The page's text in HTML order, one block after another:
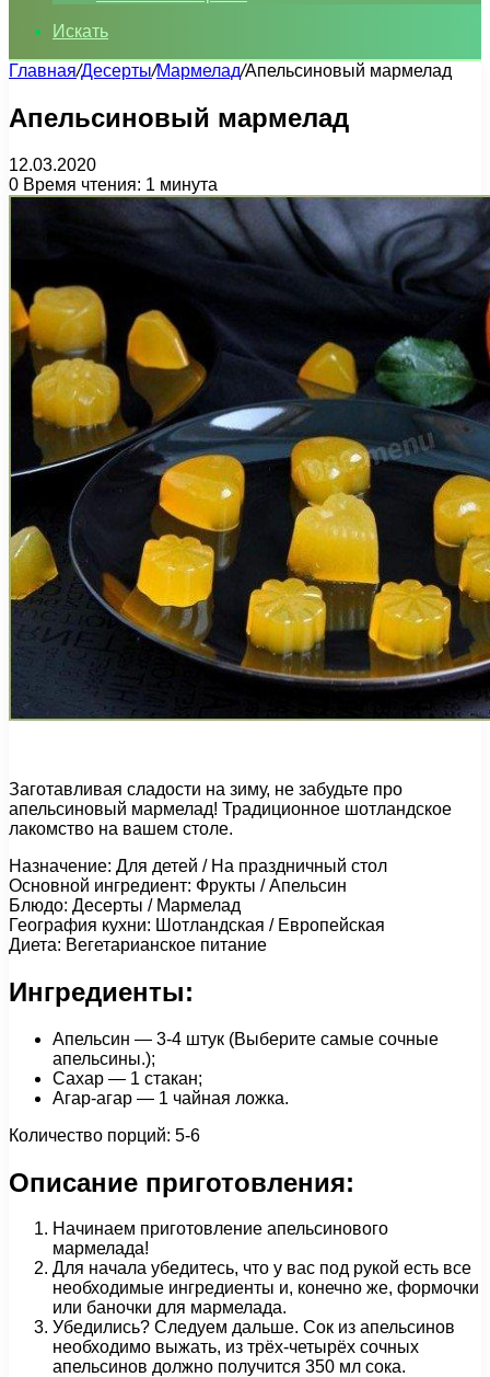
Искать
Главная/Десерты/Мармелад/Апельсиновый мармелад
Апельсиновый мармелад
12.03.2020
0 Время чтения: 1 минута
Заготавливая сладости на зиму, не забудьте про
апельсиновый мармелад! Традиционное шотландское
лакомство на вашем столе.
Назначение: Для детей / На праздничный стол
Основной ингредиент: Фрукты / Апельсин
Блюдо: Десерты / Мармелад
География кухни: Шотландская / Европейская
Диета: Вегетарианское питание
Ингредиенты:
Апельсин — 3-4 штук (Выберите самые сочные
апельсины.);
Сахар — 1 стакан;
Агар-агар — 1 чайная ложка.
Количество порций: 5-6
Описание приготовления:
Начинаем приготовление апельсинового
мармелада!
Для начала убедитесь, что у вас под рукой есть все
необходимые ингредиенты и, конечно же, формочки
или баночки для мармелада.
Убедились? Следуем дальше. Сок из апельсинов
необходимо выжать, из трёх-четырёх сочных
апельсинов должно получится 350 мл сока.